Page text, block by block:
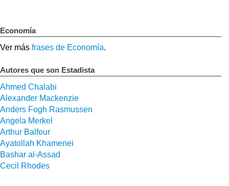
Economía
Ver más frases de Economía.
Autores que son Estadista
Ahmed Chalabi
Alexander Mackenzie
Anders Fogh Rasmussen
Angela Merkel
Arthur Balfour
Ayatollah Khamenei
Bashar al-Assad
Cecil Rhodes